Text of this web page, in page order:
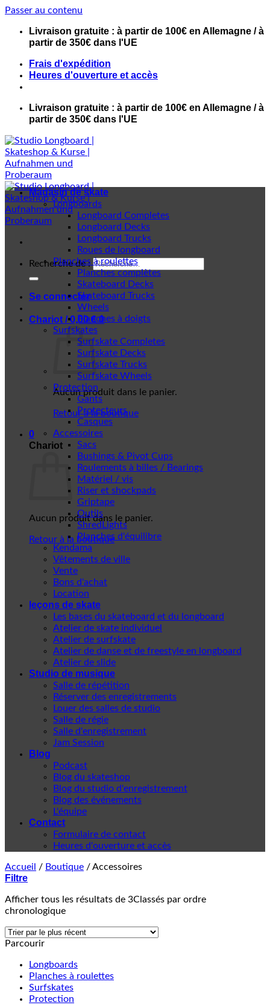
Passer au contenu
Livraison gratuite : à partir de 100€ en Allemagne / à
partir de 350€ dans l'UE
Frais d'expédition
Heures d'ouverture et accès
Livraison gratuite : à partir de 100€ en Allemagne / à
partir de 350€ dans l'UE
Recherche de :
Se connecter
Chariot /0,00€ 0
Aucun produit dans le panier.
Retour à la boutique
0
Chariot
Aucun produit dans le panier.
Retour à la boutique
Magasin de skate
Longboards
Longboard Completes
Longboard Decks
Longboard Trucks
Roues de longboard
Planches à roulettes
Planches complètes
Skateboard Decks
Skateboard Trucks
Wheels
Planches à doigts
Surfskates
Surfskate Completes
Surfskate Decks
Surfskate Trucks
Surfskate Wheels
Protection
Gants
Protecteurs
Casques
Accessoires
Sacs
Bushings & Pivot Cups
Roulements à billes / Bearings
Matériel / vis
Riser et shockpads
Griptape
Outils
ShredLights
Planches d'équilibre
Kendama
Vêtements de ville
Vente
Bons d'achat
Location
leçons de skate
Les bases du skateboard et du longboard
Atelier de skate individuel
Atelier de surfskate
Atelier de danse et de freestyle en longboard
Atelier de slide
Studio de musique
Salle de répétition
Réserver des enregistrements
Louer des salles de studio
Salle de régie
Salle d'enregistrement
Jam Session
Blog
Podcast
Blog du skateshop
Blog du studio d'enregistrement
Blog des événements
L'équipe
Contact
Formulaire de contact
Heures d'ouverture et accès
Accueil / Boutique /Accessoires
Filtre
Afficher tous les résultats de 3Classés par ordre
chronologique
Parcourir
Longboards
Planches à roulettes
Surfskates
Protection